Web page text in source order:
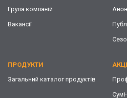
Група компаній
Вакансії
ПРОДУКТИ
Загальний каталог продуктів